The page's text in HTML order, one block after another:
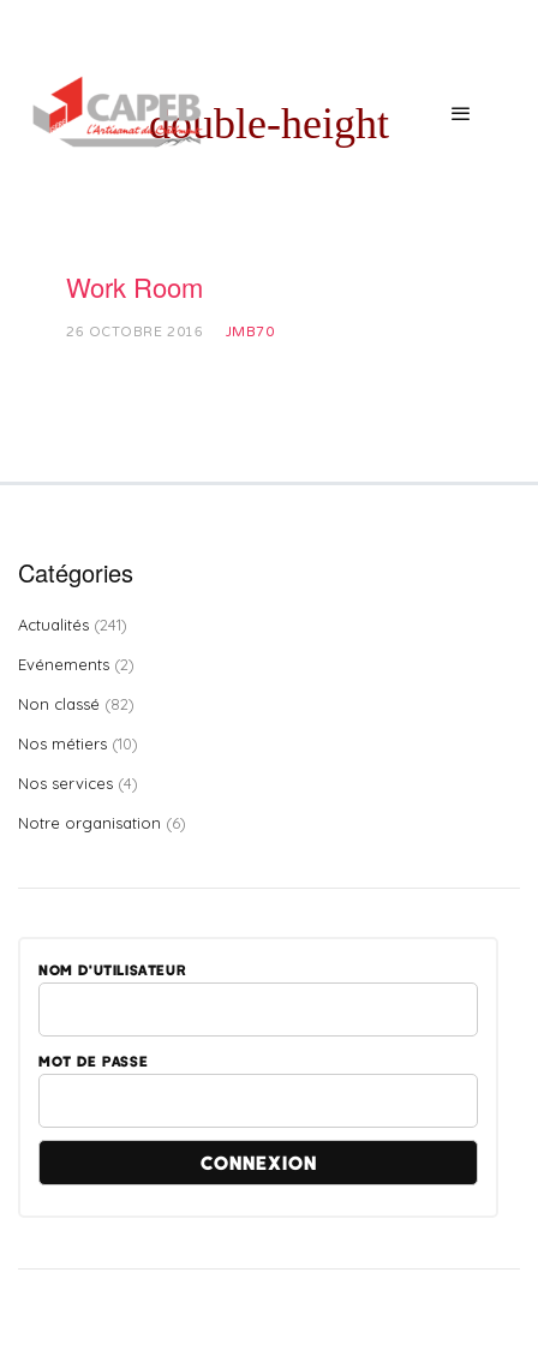
double-height
SCROLL
Work Room
26 OCTOBRE 2016 JMB70
Catégories
Actualités (241)
Evénements (2)
Non classé (82)
Nos métiers (10)
Nos services (4)
Notre organisation (6)
NOM D'UTILISATEUR
MOT DE PASSE